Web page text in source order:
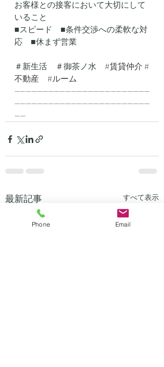
お客様との接客において大切にして
いること
■スピード　■条件交渉への柔軟な対
応　■休まず営業
＃新生活　＃御茶ノ水 #賃貸仲介 #
不動産
#ルーム
------------------------------------------------
------------------------------------------------
----
最新記事 すべて表示
Phone Email